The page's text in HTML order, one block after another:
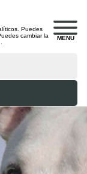
MENU
Puedes
cambiar la